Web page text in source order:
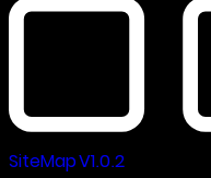
SiteMap V1.0.2